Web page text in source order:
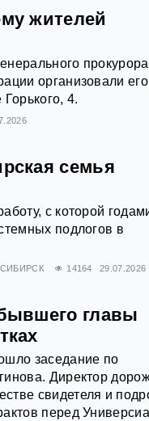
жителей
прокурора
организовали его
4.
семья
с которой
подлогов в
14164 29.07.2026
главы
заседание по
Директор
свидетеля и
перед